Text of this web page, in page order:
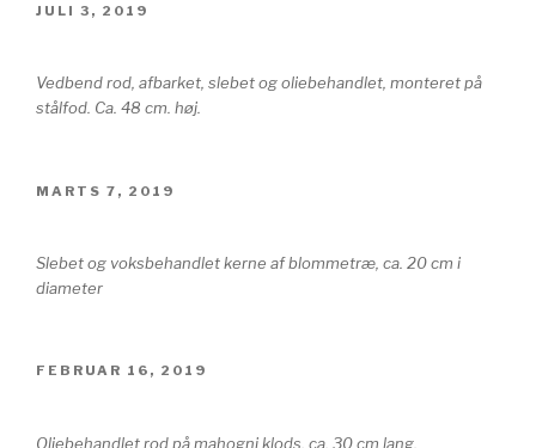
UDGIVET
JULI 3, 2019
Vedbend rod, afbarket, slebet og oliebehandlet, monteret på
stålfod. Ca. 48 cm. høj.
UDGIVET
MARTS 7, 2019
Slebet og voksbehandlet kerne af blommetræ, ca. 20 cm i
diameter
UDGIVET
FEBRUAR 16, 2019
Oliebehandlet rod på mahogni klods, ca. 30 cm lang.